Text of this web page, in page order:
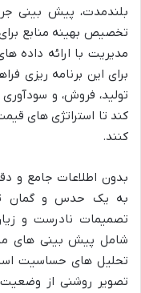
بلندمدت، پیش بینی
تخصیص بهینه منابع
مدیریت با ارائه داده
برای این برنامه ریزی
تولید، فروش، و
کند تا استراتژی های
کنند.
بدون اطلاعات جامع و
به یک حدس و گمان
تصمیمات نادرست و
شامل پیش بینی های
تحلیل های حساسیت
تصویر روشنی از وضعیت